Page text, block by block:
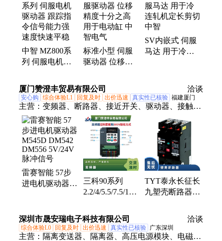
服、55kw伺服、30kw伺服、电机22kw、电机75kw、
3kw小伺服、电机伺服、中智伺服、中智电气、60伺
服电机、80伺服电机、40伺服电机、功率60伺服、80
系列伺服、ac伺服电机、电机控制器、200w伺服电
机、750w伺服电机
中智 MZ800系
列 伺服电机驱
信号能力强 速
度快速平稳
标准小型 伺服
驱动器 位移精
于电动缸 中智
电气
SV内嵌式 伺服
马达 用于冷连
厦门赞澄丰贸易有限公司
洽谈
安心购 综合体验L1 回复及时 出价迅速 真实性已核验 福建厦门
主营： 变频器、断路器、接近开关、驱动器、接触
器、传感器、气缸、编码器、电机、触摸屏、PLC、
模块、软启动、按钮开关、光电开关、电源、防雷、
框架断路器
雷赛智能 57步
进电机驱动器
脉冲信号
三科90系列
2.2/4/5.5/7.5/11/15/22/75~200KW
380V
TYT泰永长征长
九塑壳断路器
开关3P分段器
380V三相四线
深圳市晟安瑞电子科技有限公司 洽谈
综合体验L0 回复及时 出价迅速 真实性已核验 广东深圳
主营： 隔离变送器、隔离器、高压电源模块、电磁阀